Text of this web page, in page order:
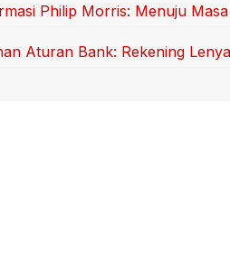
Philip Morris: Menuju
Aturan Bank: Rekening